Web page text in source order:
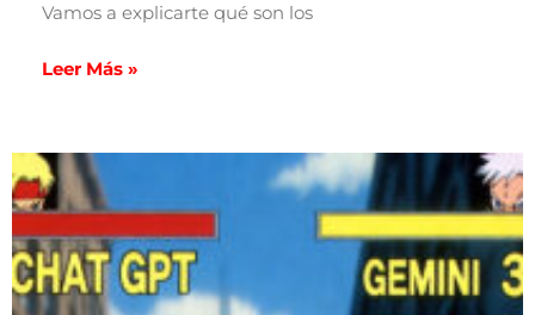
Vamos a explicarte qué son los
Leer Más »